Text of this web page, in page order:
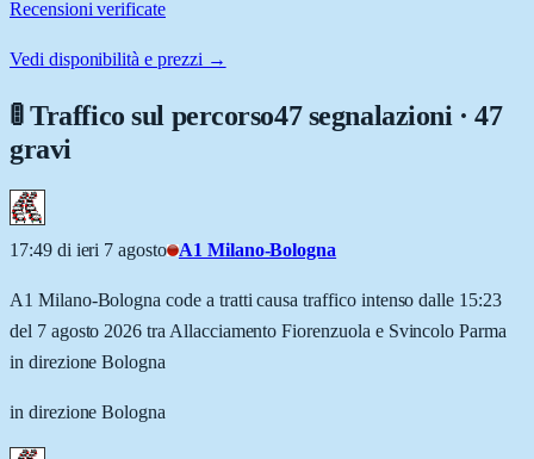
Recensioni verificate
Vedi disponibilità e prezzi →
🚦 Traffico sul percorso47 segnalazioni · 47
gravi
17:49 di ieri 7 agosto A1 Milano-Bologna
A1 Milano-Bologna code a tratti causa traffico intenso dalle 15:23
del 7 agosto 2026 tra Allacciamento Fiorenzuola e Svincolo Parma
in direzione Bologna
in direzione Bologna